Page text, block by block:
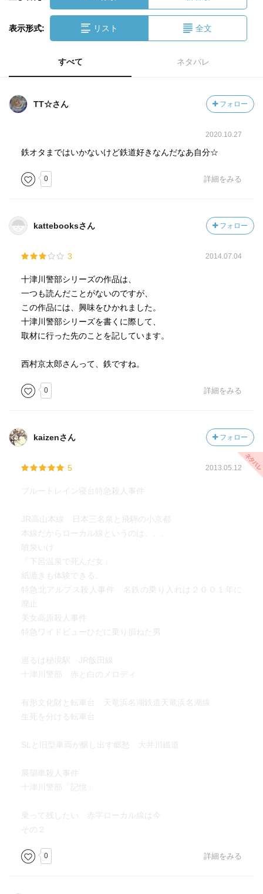
表示形式: リスト 全文
すべて ネタバレ
TT☆さん フォロー
2020.10.27
鉄オタまではいかないけど鉄道好きなんだなあ自分☆
0 詳細をみる
kattebooksさん フォロー
3 2014.07.04
十津川警部シリーズの作品は、
一つも読んだことがないのですが、
この作品には、興味をひかれました。
十津川警部シリーズを書くに際して、
取材に行った先のことを記しています。
西村京太郎さんって、鉄ですね。
0 詳細をみる
kaizenさん フォロー
5 2013.05.12
ブルートレイン寝台特急殺人事件
JR高山本線 日本三名泉と飛騨の小京都
本線だからローカル線というのは、、、
噴泉いけ
「下呂温泉で死んだ女」
紙漉きも体験できる。
特急北アルプス殺人事件 名鉄の乗り入れは２００１年に
廃止
美女高原殺人事件
特急ワイドビューひだに乗り損ねた男
巡るは秘境駅 JR飯田線
十津川警部 赤と白のメロディ
有形文化財と転車台 天竜浜名湖鉄道天竜浜名湖線
生死を分ける転車台
SLと旧型車両が醸し出す郷愁 大井川鐵道
展望車殺人事件
十津川警部「記憶」
乗って残したい 赤字ローカル線は今
その２
0 詳細をみる